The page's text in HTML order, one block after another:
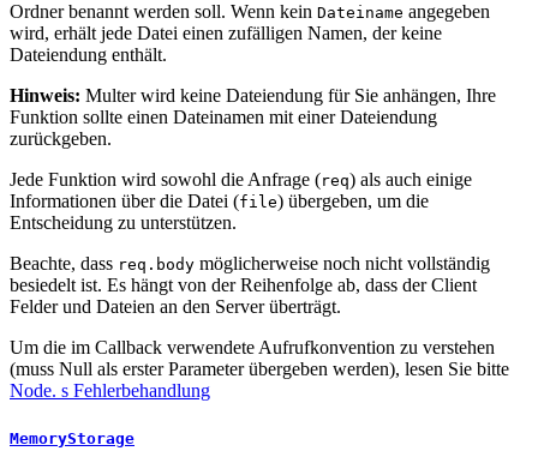
Ordner benannt werden soll. Wenn kein Dateiname angegeben
wird, erhält jede Datei einen zufälligen Namen, der keine
Dateiendung enthält.
Hinweis: Multer wird keine Dateiendung für Sie anhängen, Ihre
Funktion sollte einen Dateinamen mit einer Dateiendung
zurückgeben.
Jede Funktion wird sowohl die Anfrage (req) als auch einige
Informationen über die Datei (file) übergeben, um die
Entscheidung zu unterstützen.
Beachte, dass req.body möglicherweise noch nicht vollständig
besiedelt ist. Es hängt von der Reihenfolge ab, dass der Client
Felder und Dateien an den Server überträgt.
Um die im Callback verwendete Aufrufkonvention zu verstehen
(muss Null als erster Parameter übergeben werden), lesen Sie bitte
Node. s Fehlerbehandlung
MemoryStorage